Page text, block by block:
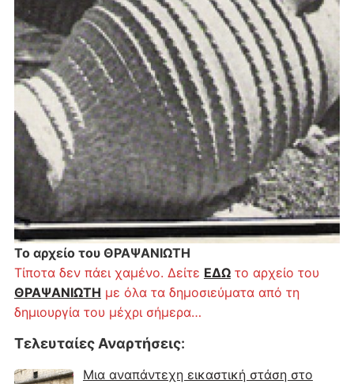
Το αρχείο του ΘΡΑΨΑΝΙΩΤΗ
Τίποτα δεν πάει χαμένο. Δείτε ΕΔΩτο αρχείο του
ΘΡΑΨΑΝΙΩΤΗ με όλα τα δημοσιεύματα από τη
δημιουργία του μέχρι σήμερα…
Τελευταίες Αναρτήσεις:
Μια αναπάντεχη εικαστική στάση στο